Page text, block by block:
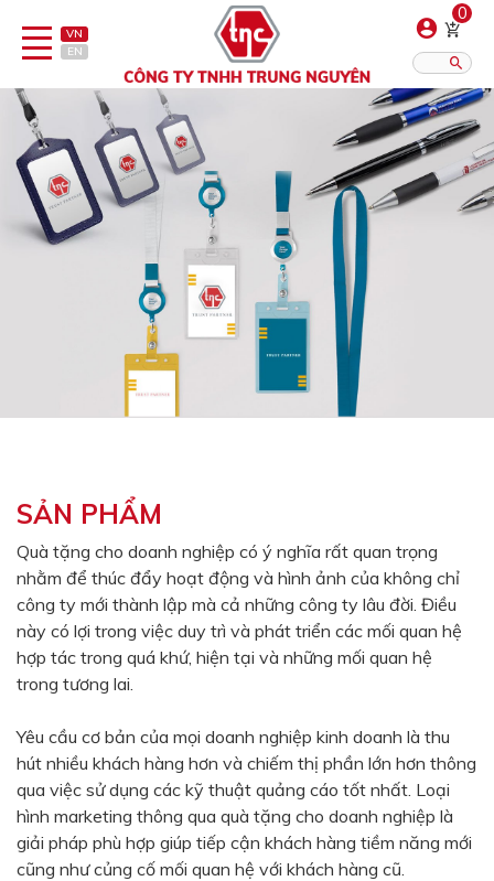
VN
EN
0
Danh sách sản phẩm
Bút
Đồ sứ quà tặng
Bình/ca giữ nhiệt
Dây đeo & Phụ kiện
Màu sắc
Đỏ
Đen
Xanh ngọc
Xanh lá
Cam
Vàng
Hồng
Tím
Xanh dương
Xám
Xanh lục
Vàng kem
Trắng
Bạc - Bạc
Xanh dương - Bạc
Xanh lá - Bạc
Hiển thị?:
SẢN PHẨM
Quà tặng cho doanh nghiệp có ý nghĩa rất quan trọng
nhằm để thúc đẩy hoạt động và hình ảnh của không chỉ
công ty mới thành lập mà cả những công ty lâu đời. Điều
này có lợi trong việc duy trì và phát triển các mối quan hệ
hợp tác trong quá khứ, hiện tại và những mối quan hệ
trong tương lai.
Yêu cầu cơ bản của mọi doanh nghiệp kinh doanh là thu
hút nhiều khách hàng hơn và chiếm thị phần lớn hơn thông
qua việc sử dụng các kỹ thuật quảng cáo tốt nhất. Loại
hình marketing thông qua quà tặng cho doanh nghiệp là
giải pháp phù hợp giúp tiếp cận khách hàng tiềm năng mới
cũng như củng cố mối quan hệ với khách hàng cũ.